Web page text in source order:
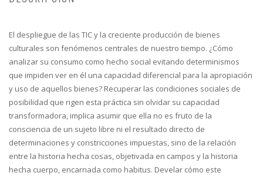
El despliegue de las TIC y la creciente producción de bienes
culturales son fenómenos centrales de nuestro tiempo. ¿Cómo
analizar su consumo como hecho social evitando determinismos
que impiden ver en él una capacidad diferencial para la apropiación
y uso de aquellos bienes? Recuperar las condiciones sociales de
posibilidad que rigen esta práctica sin olvidar su capacidad
transformadora, implica asumir que ella no es fruto de la
consciencia de un sujeto libre ni el resultado directo de
determinaciones y constricciones impuestas, sino de la relación
entre la historia hecha cosas, objetivada en campos y la historia
hecha cuerpo, encarnada como habitus. Develar cómo este